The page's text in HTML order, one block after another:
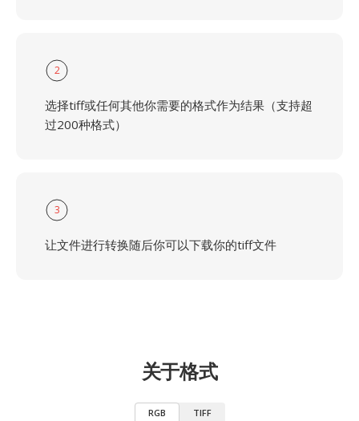
2
选择tiff或任何其他你需要的格式作为结果（支持超
过200种格式）
3
让文件进行转换随后你可以下载你的tiff文件
关于格式
RGB TIFF